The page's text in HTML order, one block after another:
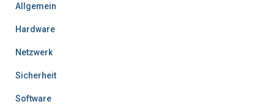
Allgemein
Hardware
Netzwerk
Sicherheit
Software